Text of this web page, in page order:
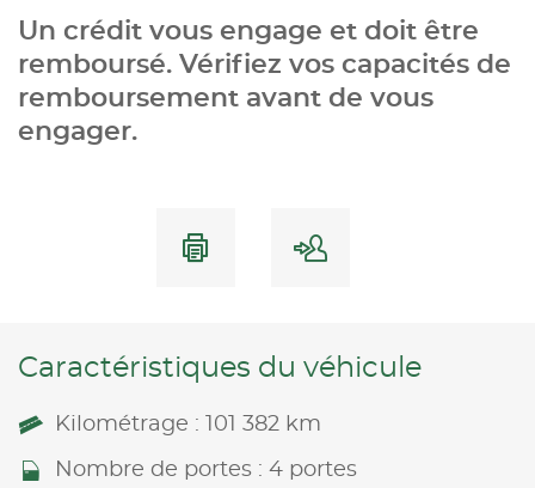
Un crédit vous engage et doit être
remboursé. Vérifiez vos capacités de
remboursement avant de vous
engager.
Caractéristiques du véhicule
Kilométrage : 101 382 km
Nombre de portes : 4 portes